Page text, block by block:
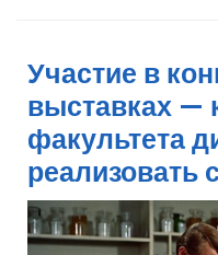
Участие в
выставках —
факультета
реализовать